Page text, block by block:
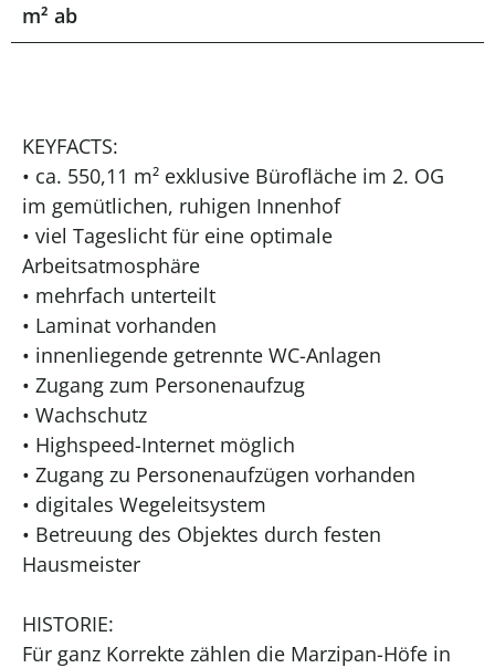
m² ab
KEYFACTS:
• ca. 550,11 m² exklusive Bürofläche im 2. OG
im gemütlichen, ruhigen Innenhof
• viel Tageslicht für eine optimale
Arbeitsatmosphäre
• mehrfach unterteilt
• Laminat vorhanden
• innenliegende getrennte WC-Anlagen
• Zugang zum Personenaufzug
• Wachschutz
• Highspeed-Internet möglich
• Zugang zu Personenaufzügen vorhanden
• digitales Wegeleitsystem
• Betreuung des Objektes durch festen
Hausmeister
HISTORIE:
Für ganz Korrekte zählen die Marzipan-Höfe in